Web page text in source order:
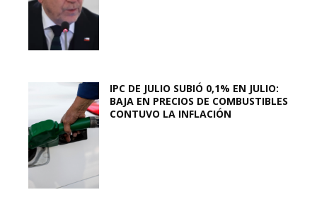
IPC DE JULIO SUBIÓ 0,1% EN JULIO:
BAJA EN PRECIOS DE COMBUSTIBLES
CONTUVO LA INFLACIÓN